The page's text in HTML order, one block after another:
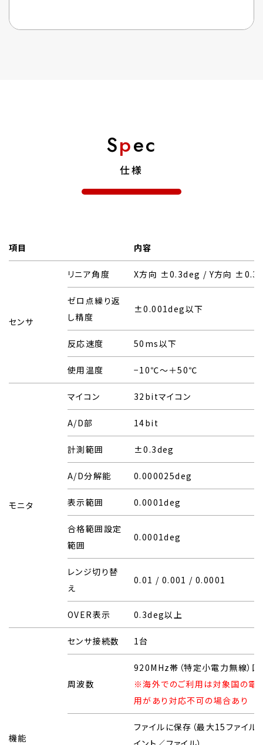
Spec
仕様
項目 内容
センサ
リニア角度 X方向 ±0.3deg / Y方向
ゼロ点繰り返
し精度
±0.001deg以下
反応速度 50ms以下
使用温度 −10℃〜＋50℃
モニタ
マイコン 32bitマイコン
A/D部 14bit
計測範囲 ±0.3deg
A/D分解能 0.000025deg
表示範囲 0.0001deg
合格範囲設定
範囲
0.0001deg
レンジ切り替
え
0.01 / 0.001 / 0.0001
OVER表示 0.3deg以上
機能
センサ接続数 1台
周波数
920MHz帯（特定小電力無線）
※海外でのご利用は対象国の電
用があり対応不可の場合あり
ファイルに保存（最大15ファイル